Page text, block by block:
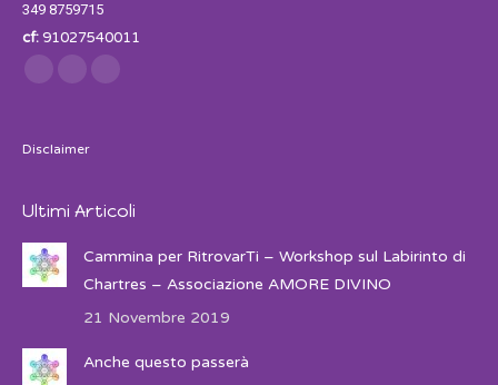
349 8759715
cf:91027540011
Find us on:
Facebook
TwitterInstagram
Disclaimer
Ultimi Articoli
Cammina per RitrovarTi – Workshop sul Labirinto di
Chartres – Associazione AMORE DIVINO
21 Novembre 2019
Anche questo passerà